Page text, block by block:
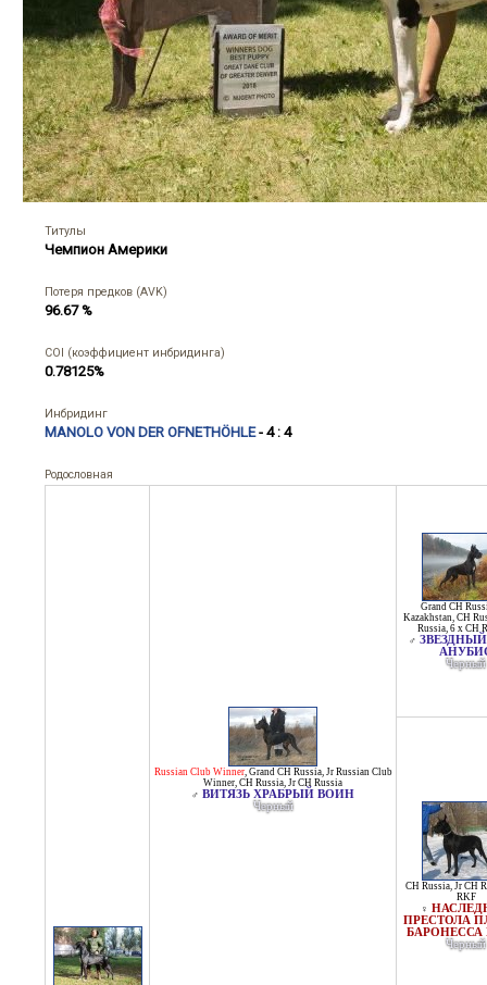
Титулы
Чемпион Америки
Потеря предков (AVK)
96.67 %
COI (коэффициент инбридинга)
0.78125%
Инбридинг
MANOLO VON DER OFNETHÖHLE- 4 : 4
Родословная
Russian Club Winner, Grand CH Russia, Jr Russian Club
Winner, CH Russia, Jr CH Russia
♂ ВИТЯЗЬ ХРАБРЫЙ ВОИН
Черный
Grand CH
Kazakhstan, CH
Russia, 6 x CH
♂
Черный
CH Russia, Jr CH
RKF
♀
ПРЕСТОЛА
БАРОНЕССА
Черный